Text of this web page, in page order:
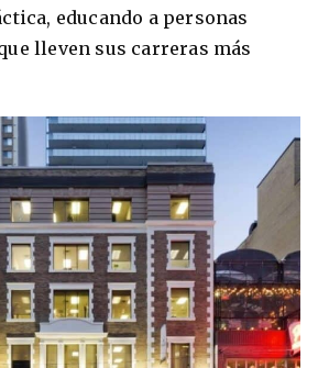
educando a personas
lleven sus carreras más